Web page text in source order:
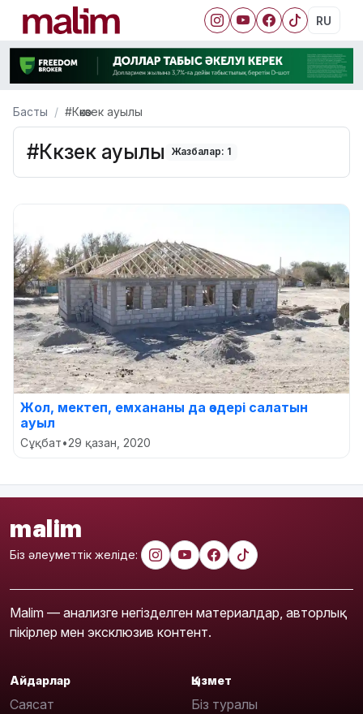
RU
Басты #Көкөзек ауылы
#Көкөзек ауылы Жазбалар: 1
Жол, мектеп, емхананы да өздері салатын
ауыл
Сұқбат•29 қазан, 2020
malim
Біз әлеуметтік желіде:
Malim — анализге негізделген материалдар, авторлық
пікірлер мен эксклюзив контент.
Айдарлар
Саясат
Қызмет
Біз туралы